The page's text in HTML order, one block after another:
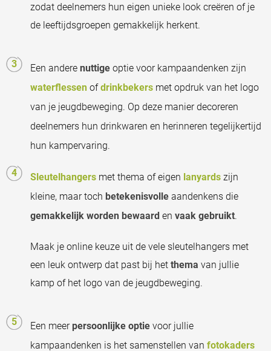
zodat deelnemers hun eigen unieke look creëren of je
de leeftijdsgroepen gemakkelijk herkent.
Een andere nuttige optie voor kampaandenken zijn
waterflessen ofdrinkbekers met opdruk van het logo
van je jeugdbeweging. Op deze manier decoreren
deelnemers hun drinkwaren en herinneren tegelijkertijd
hun kampervaring.
Sleutelhangers met thema of eigen lanyards zijn
kleine, maar toch betekenisvolle aandenkens die
gemakkelijk worden bewaard en vaak gebruikt.
Maak je online keuze uit de vele sleutelhangers met
een leuk ontwerp dat past bij het thema van jullie
kamp of het logo van de jeugdbeweging.
Een meer persoonlijke optie voor jullie
kampaandenken is het samenstellen van fotokaders